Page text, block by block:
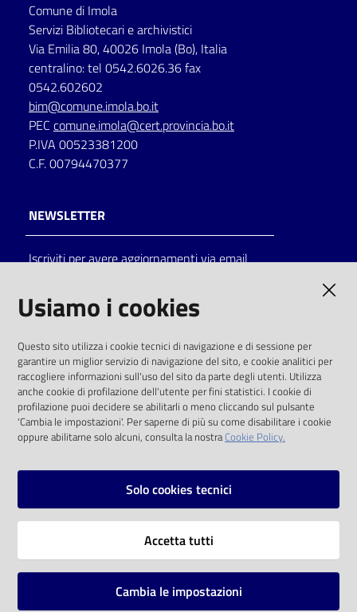
Seguici
su
on line
Eventi
Chiedi al
bibliotecario
Avvisi
Comune di Imola
Servizi Bibliotecari e archivistici
Via Emilia 80, 40026 Imola (Bo), Italia
centralino: tel 0542.6026.36 fax
0542.602602
bim@comune.imola.bo.it
PEC comune.imola@cert.provincia.bo.it
P.IVA 00523381200
C.F. 00794470377
NEWSLETTER
Iscriviti per avere aggiornamenti via email
solo alle condizioni previste dalla direttiva
comunitaria 2003/98/CE e dal d.lgs. 36/2006
SOCIAL
Instagram
Vai alla pagina
Usiamo i cookies
Questo sito utilizza i cookie tecnici di navigazione e di sessione per
garantire un miglior servizio di navigazione del sito, e cookie analitici per
raccogliere informazioni sull'uso del sito da parte degli utenti. Utilizza
anche cookie di profilazione dell'utente per fini statistici. I cookie di
profilazione puoi decidere se abilitarli o meno cliccando sul pulsante
'Cambia le impostazioni'. Per saperne di più su come disabilitare i cookie
oppure abilitarne solo alcuni, consulta la nostraCookie Policy.
Solo cookies tecnici
Accetta tutti
Cambia le impostazioni